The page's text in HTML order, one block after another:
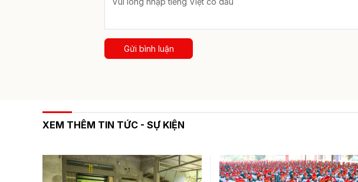
Gửi bình luận
XEM THÊM TIN TỨC - SỰ KIỆN